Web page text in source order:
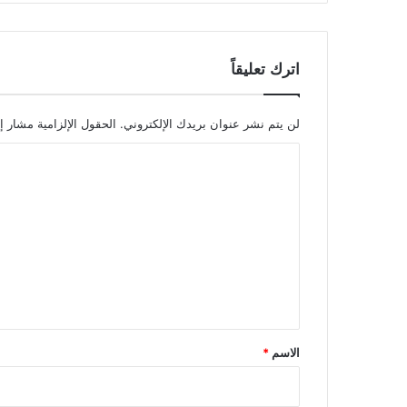
اترك تعليقاً
لن يتم نشر عنوان بريدك الإلكتروني. الحقول الإلزامية مشار
*
الاسم *